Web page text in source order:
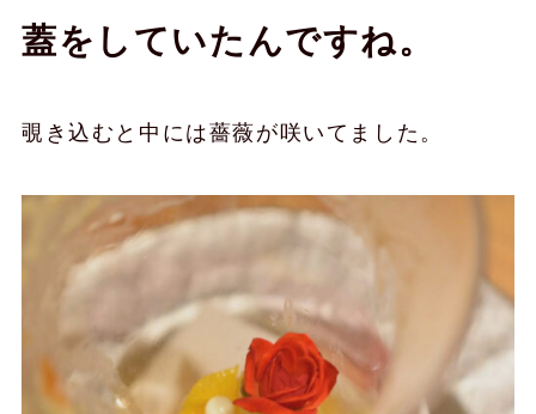
蓋をしていたんですね。
覗き込むと中には薔薇が咲いてました。